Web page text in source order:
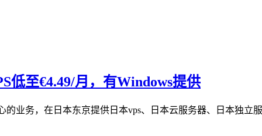
低至€4.49/月，有Windows提供
业务，在日本东京提供日本vps、日本云服务器、日本独立